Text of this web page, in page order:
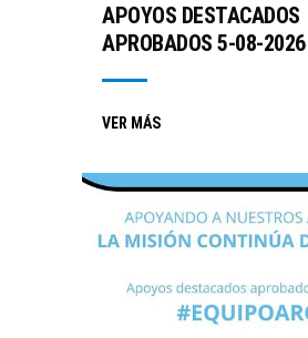
APOYOS DESTACADOS
APROBADOS 5-08-2026
VER MÁS